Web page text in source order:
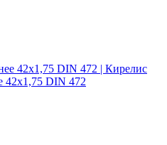
42х1,75 DIN 472